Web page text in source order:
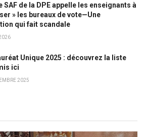
SAF de la DPE appelle les enseignants à
» les bureaux de vote—Une
qui fait scandale
Unique 2025 : découvrez la liste
ici
2025